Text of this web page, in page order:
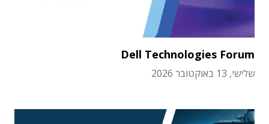
Dell Technologies Forum
שלישי, 13 באוקטובר 2026